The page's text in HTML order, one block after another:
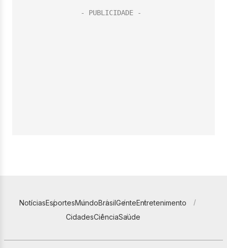
NotíciasEsportesMundoBrasilGenteEntretenimento
CidadesCiênciaSaúde